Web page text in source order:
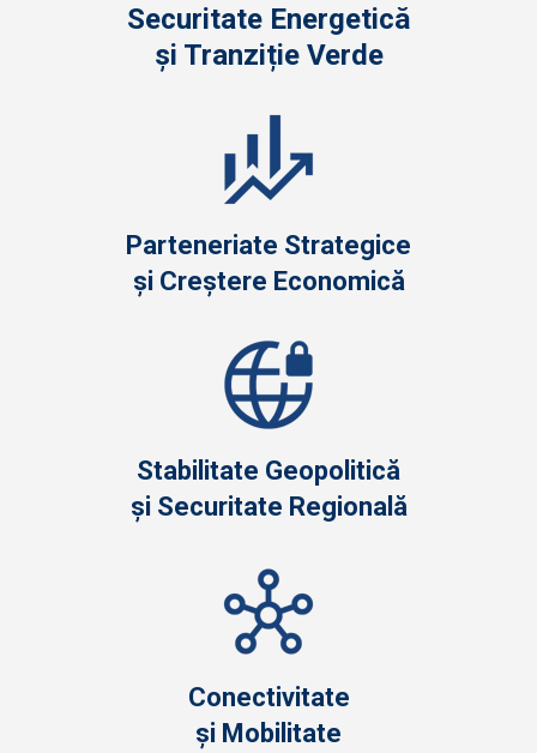
Securitate Energetică
și Tranziție Verde
Parteneriate Strategice
și Creștere Economică
Stabilitate Geopolitică
și Securitate Regională
Conectivitate
și Mobilitate